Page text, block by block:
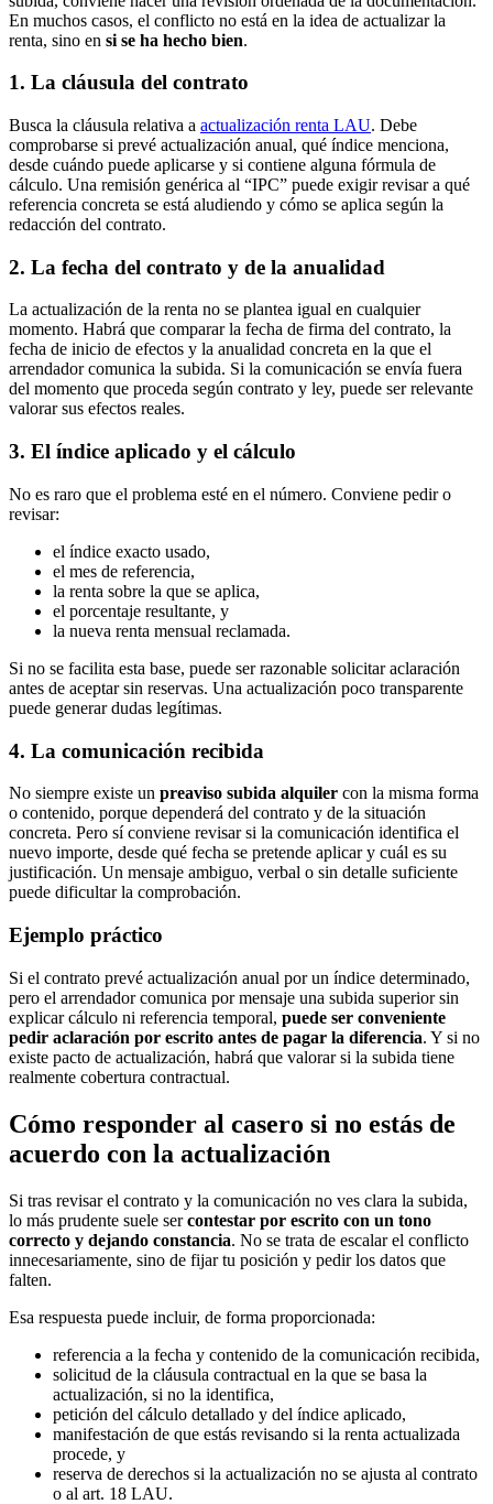
En muchos casos, el conflicto no está en la idea de actualizar la
renta, sino en si se ha hecho bien.
1. La cláusula del contrato
Busca la cláusula relativa a actualización renta LAU. Debe
comprobarse si prevé actualización anual, qué índice menciona,
desde cuándo puede aplicarse y si contiene alguna fórmula de
cálculo. Una remisión genérica al “IPC” puede exigir revisar a qué
referencia concreta se está aludiendo y cómo se aplica según la
redacción del contrato.
2. La fecha del contrato y de la anualidad
La actualización de la renta no se plantea igual en cualquier
momento. Habrá que comparar la fecha de firma del contrato, la
fecha de inicio de efectos y la anualidad concreta en la que el
arrendador comunica la subida. Si la comunicación se envía fuera
del momento que proceda según contrato y ley, puede ser relevante
valorar sus efectos reales.
3. El índice aplicado y el cálculo
No es raro que el problema esté en el número. Conviene pedir o
revisar:
el índice exacto usado,
el mes de referencia,
la renta sobre la que se aplica,
el porcentaje resultante, y
la nueva renta mensual reclamada.
Si no se facilita esta base, puede ser razonable solicitar aclaración
antes de aceptar sin reservas. Una actualización poco transparente
puede generar dudas legítimas.
4. La comunicación recibida
No siempre existe un preaviso subida alquiler con la misma forma
o contenido, porque dependerá del contrato y de la situación
concreta. Pero sí conviene revisar si la comunicación identifica el
nuevo importe, desde qué fecha se pretende aplicar y cuál es su
justificación. Un mensaje ambiguo, verbal o sin detalle suficiente
puede dificultar la comprobación.
Ejemplo práctico
Si el contrato prevé actualización anual por un índice determinado,
pero el arrendador comunica por mensaje una subida superior sin
explicar cálculo ni referencia temporal, puede ser conveniente
pedir aclaración por escrito antes de pagar la diferencia. Y si no
existe pacto de actualización, habrá que valorar si la subida tiene
realmente cobertura contractual.
Cómo responder al casero si no estás de
acuerdo con la actualización
Si tras revisar el contrato y la comunicación no ves clara la subida,
lo más prudente suele sercontestar por escrito con un tono
correcto y dejando constancia. No se trata de escalar el conflicto
innecesariamente, sino de fijar tu posición y pedir los datos que
falten.
Esa respuesta puede incluir, de forma proporcionada:
referencia a la fecha y contenido de la comunicación recibida,
solicitud de la cláusula contractual en la que se basa la
actualización, si no la identifica,
petición del cálculo detallado y del índice aplicado,
manifestación de que estás revisando si la renta actualizada
procede, y
reserva de derechos si la actualización no se ajusta al contrato
o al art. 18 LAU.